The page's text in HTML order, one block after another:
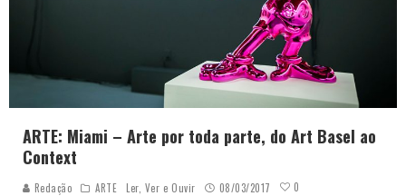
ARTE: Miami – Arte por toda parte, do Art Basel ao
Context
Redação ARTE Ler, Ver e Ouvir 08/03/2017 0